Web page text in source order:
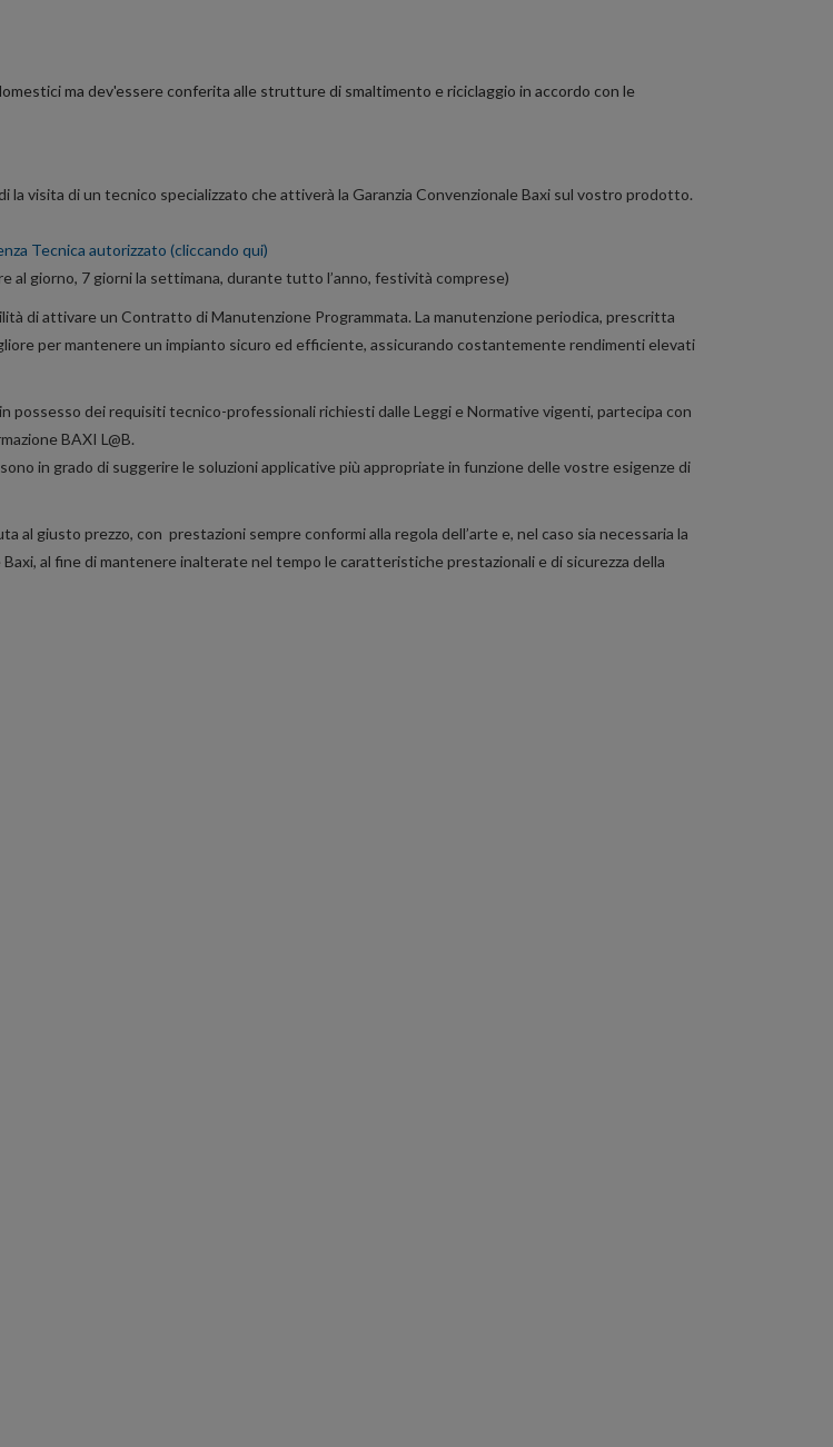
ma dev'essere conferita alle strutture di smaltimento e riciclaggio in accordo con le
visita di un tecnico specializzato che attiverà la Garanzia Convenzionale Baxi sul vostro prodotto.
Tecnica autorizzato (cliccando qui)
al giorno, 7 giorni la settimana, durante tutto l’anno, festività comprese)
di attivare un Contratto di Manutenzione Programmata. La manutenzione periodica, prescritta
per mantenere un impianto sicuro ed efficiente, assicurando costantemente rendimenti elevati
possesso dei requisiti tecnico-professionali richiesti dalle Leggi e Normative vigenti, partecipa con
BAXI L@B.
in grado di suggerire le soluzioni applicative più appropriate in funzione delle vostre esigenze di
al giusto prezzo, con prestazioni sempre conformi alla regola dell’arte e, nel caso sia necessaria la
al fine di mantenere inalterate nel tempo le caratteristiche prestazionali e di sicurezza della